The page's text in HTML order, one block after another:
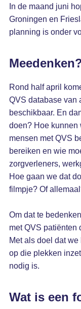
In de maand juni
Groningen en
planning is onder
Rond half april
QVS database van
beschikbaar. En
doen? Hoe kunnen
mensen met QVS
bereiken en wie
zorgverleners,
Hoe gaan we dat
filmpje? Of
Om dat te
met QVS patiënten
Met als doel dat
op die plekken
nodig is.
Wat is een